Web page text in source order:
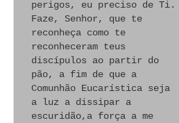
perigos, eu preciso de Ti.
Faze, Senhor, que te
reconheça como te
reconheceram teus
discípulos ao partir do
pão, a fim de que a
Comunhão Eucarística seja
a luz a dissipar a
escuridão,a força a me